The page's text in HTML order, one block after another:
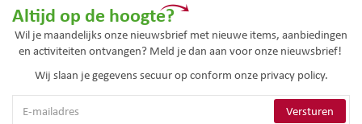
Altijd op de hoogte?
Wil je maandelijks onze nieuwsbrief met nieuwe items, aanbiedingen
en activiteiten ontvangen? Meld je dan aan voor onze nieuwsbrief!
Wij slaan je gegevens secuur op conform onze privacy policy.